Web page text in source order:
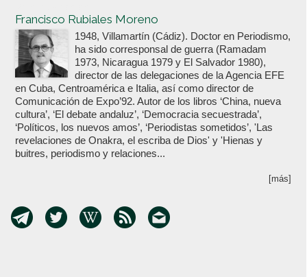
Francisco Rubiales Moreno
1948, Villamartín (Cádiz). Doctor en Periodismo,
ha sido corresponsal de guerra (Ramadam
1973, Nicaragua 1979 y El Salvador 1980),
director de las delegaciones de la Agencia EFE
en Cuba, Centroamérica e Italia, así como director de
Comunicación de Expo’92. Autor de los libros ‘China, nueva
cultura’, ‘El debate andaluz’, ‘Democracia secuestrada’,
‘Políticos, los nuevos amos’, ‘Periodistas sometidos’, 'Las
revelaciones de Onakra, el escriba de Dios' y 'Hienas y
buitres, periodismo y relaciones...
[más]